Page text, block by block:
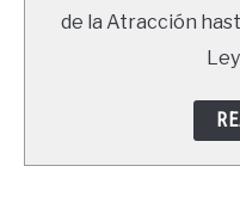
de la Atracción